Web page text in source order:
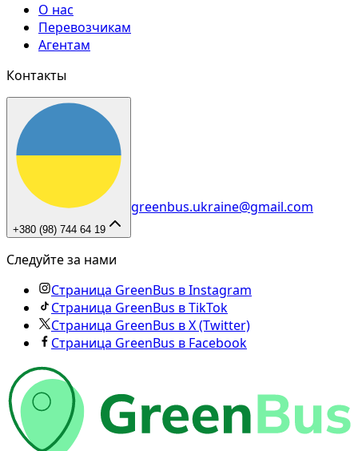
О нас
Перевозчикам
Агентам
Контакты
+380 (98) 744 64 19
greenbus.ukraine@gmail.com
Следуйте за нами
Страница GreenBus в Instagram
Страница GreenBus в TikTok
Страница GreenBus в X (Twitter)
Страница GreenBus в Facebook